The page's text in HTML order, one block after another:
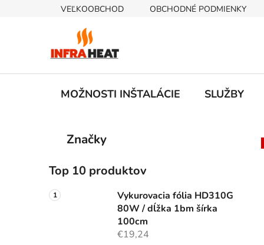
VEĽKOOBCHOD OBCHODNÉ PODMIENKY
MOŽNOSTI INŠTALÁCIE SLUŽBY
č
n
ý
Preskočiť
kategórie
e
ó
Značky
Top 10 produktov
Vykurovacia fólia HD310G
80W / dĺžka 1bm šírka
100cm
€19,24